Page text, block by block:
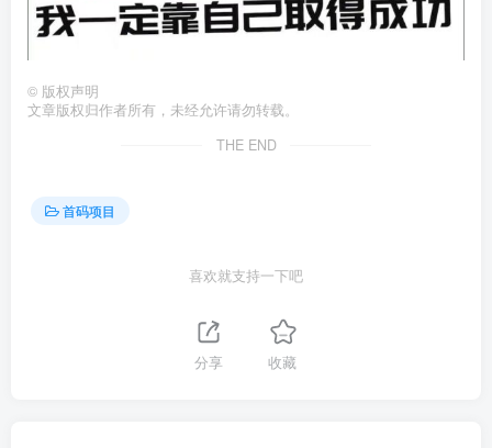
© 版权声明
文章版权归作者所有，未经允许请勿转载。
THE END
首码项目
喜欢就支持一下吧
分享 收藏